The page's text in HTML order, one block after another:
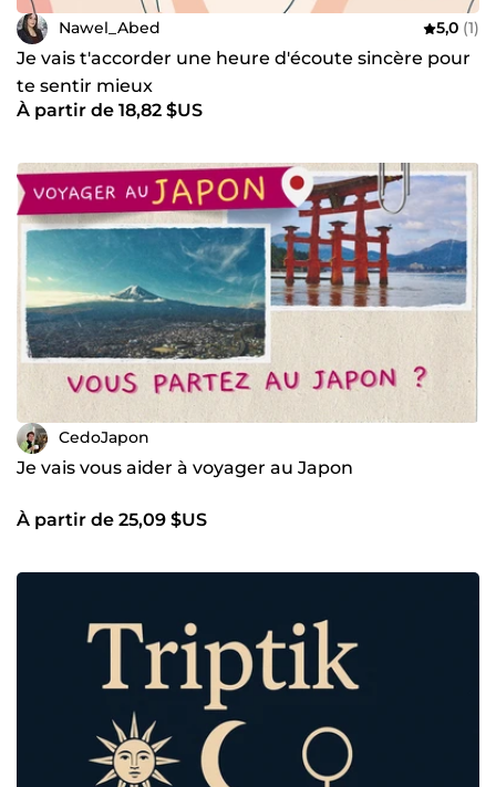
Nawel_Abed 5,0 (1)
Je vais t'accorder une heure d'écoute sincère pour
te sentir mieux
À partir de 18,82 $US
CedoJapon
Je vais vous aider à voyager au Japon
À partir de 25,09 $US